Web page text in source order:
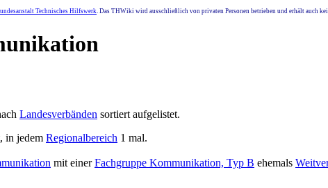
Technisches Hilfswerk. Das THWiki wird ausschließlich von privaten Personen betrieben und erhält auch
Landesverbänden sortiert aufgelistet.
in jedem Regionalbereich 1 mal.
mit einerFachgruppe Kommunikation, Typ B ehemals